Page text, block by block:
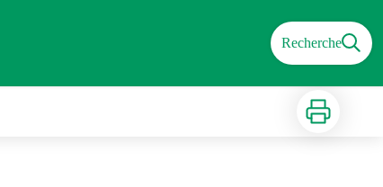
Recherche
Imprimer